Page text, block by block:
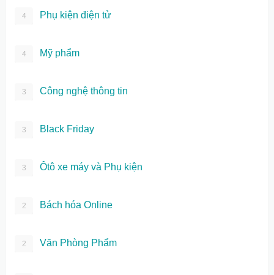
4 Phụ kiện điện tử
4 Mỹ phẩm
3 Công nghệ thông tin
3 Black Friday
3 Ôtô xe máy và Phụ kiện
2 Bách hóa Online
2 Văn Phòng Phẩm